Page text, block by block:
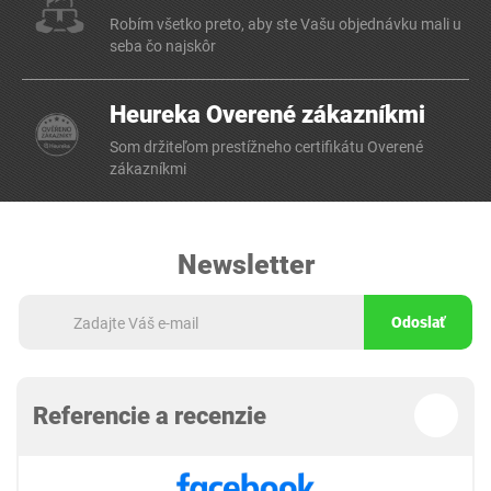
Robím všetko preto, aby ste Vašu objednávku mali u
seba čo najskôr
Heureka Overené zákazníkmi
Som držiteľom prestížneho certifikátu Overené
zákazníkmi
Newsletter
Odoslať
Referencie a recenzie